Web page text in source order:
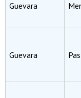
Guevara
Guevara